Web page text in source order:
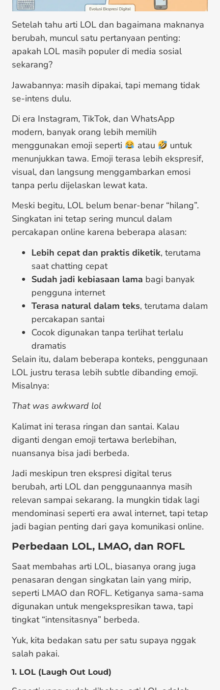
Setelah tahu arti LOL dan bagaimana maknanya
berubah, muncul satu pertanyaan penting:
apakah LOL masih populer di media sosial
sekarang?
Jawabannya: masih dipakai, tapi memang tidak
se-intens dulu.
Di era Instagram, TikTok, dan WhatsApp
modern, banyak orang lebih memilih
menggunakan emoji seperti
atau
untuk
menunjukkan tawa. Emoji terasa lebih ekspresif,
visual, dan langsung menggambarkan emosi
tanpa perlu dijelaskan lewat kata.
Meski begitu, LOL belum benar-benar “hilang”.
Singkatan ini tetap sering muncul dalam
percakapan online karena beberapa alasan:
Lebih cepat dan praktis diketik, terutama
saat chatting cepat
Sudah jadi kebiasaan lama bagi banyak
pengguna internet
Terasa natural dalam teks, terutama dalam
percakapan santai
Cocok digunakan tanpa terlihat terlalu
dramatis
Selain itu, dalam beberapa konteks, penggunaan
LOL justru terasa lebih subtle dibanding emoji.
Misalnya:
That was awkward lol
Kalimat ini terasa ringan dan santai. Kalau
diganti dengan emoji tertawa berlebihan,
nuansanya bisa jadi berbeda.
Jadi meskipun tren ekspresi digital terus
berubah, arti LOL dan penggunaannya masih
relevan sampai sekarang. Ia mungkin tidak lagi
mendominasi seperti era awal internet, tapi tetap
jadi bagian penting dari gaya komunikasi online.
Perbedaan LOL, LMAO, dan ROFL
Saat membahas arti LOL, biasanya orang juga
penasaran dengan singkatan lain yang mirip,
seperti LMAO dan ROFL. Ketiganya sama-sama
digunakan untuk mengekspresikan tawa, tapi
tingkat “intensitasnya” berbeda.
Yuk, kita bedakan satu per satu supaya nggak
salah pakai.
1. LOL (Laugh Out Loud)